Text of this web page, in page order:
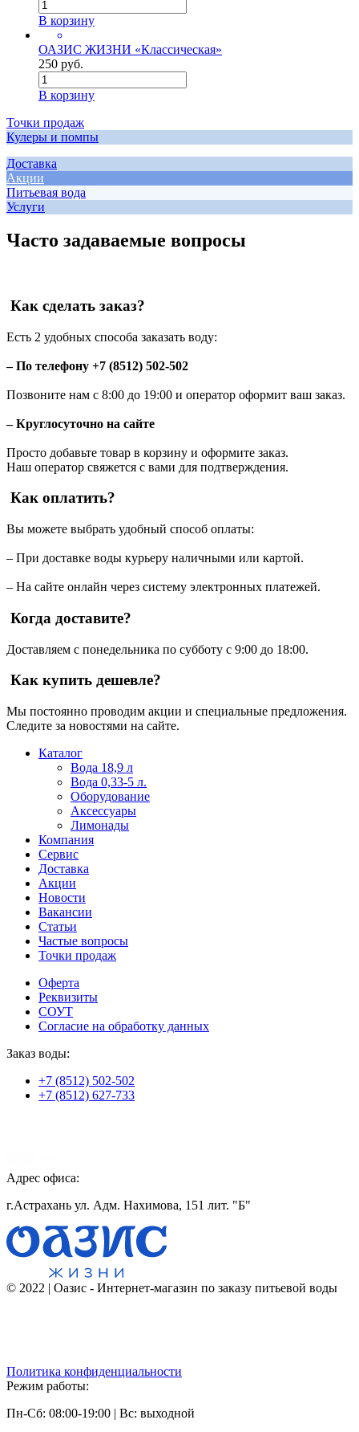
В корзину
ОАЗИС ЖИЗНИ «Классическая»
250 руб.
В корзину
Точки продаж
Кулеры и помпы
Доставка
Акции
Питьевая вода
Услуги
Часто задаваемые вопросы
Как сделать заказ?
Есть 2 удобных способа заказать воду:
– По телефону +7 (8512) 502-502
Позвоните нам с 8:00 до 19:00 и оператор оформит ваш заказ.
– Круглосуточно на сайте
Просто добавьте товар в корзину и оформите заказ.
Наш оператор свяжется с вами для подтверждения.
Как оплатить?
Вы можете выбрать удобный способ оплаты:
– При доставке воды курьеру наличными или картой.
– На сайте онлайн через систему электронных платежей.
Когда доставите?
Доставляем с понедельника по субботу с 9:00 до 18:00.
Как купить дешевле?
Мы постоянно проводим акции и специальные предложения.
Следите за новостями на сайте.
Пользователи
офіційний
сайт
через
разные
сайты.
можно
встретить
онлайн
казино
среди
обсуждаемых
тем.
Каталог
Вода 18,9 л
Вода 0,33-5 л.
Оборудование
Аксессуары
Лимонады
Компания
Сервис
Доставка
Акции
Новости
Вакансии
Статьи
Частые вопросы
Точки продаж
Оферта
Реквизиты
СОУТ
Согласие на обработку данных
Заказ воды:
+7 (8512) 502-502
+7 (8512) 627-733
Адрес офиса:
г.Астрахань ул. Адм. Нахимова, 151 лит. "Б"
© 2022 | Оазис - Интернет-магазин по заказу питьевой воды
Политика конфиденциальности
Режим работы:
Пн-Сб: 08:00-19:00 | Вс: выходной